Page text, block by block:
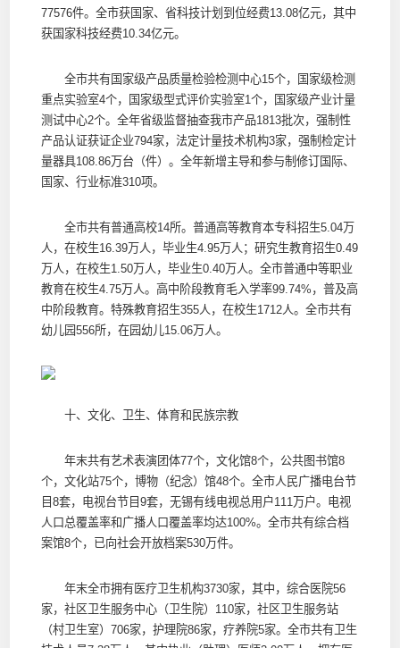
77576件。全市获国家、省科技计划到位经费13.08亿元，其中
获国家科技经费10.34亿元。
全市共有国家级产品质量检验检测中心15个，国家级检测
重点实验室4个，国家级型式评价实验室1个，国家级产业计量
测试中心2个。全年省级监督抽查我市产品1813批次，强制性
产品认证获证企业794家，法定计量技术机构3家，强制检定计
量器具108.86万台（件）。全年新增主导和参与制修订国际、
国家、行业标准310项。
全市共有普通高校14所。普通高等教育本专科招生5.04万
人，在校生16.39万人，毕业生4.95万人；研究生教育招生0.49
万人，在校生1.50万人，毕业生0.40万人。全市普通中等职业
教育在校生4.75万人。高中阶段教育毛入学率99.74%，普及高
中阶段教育。特殊教育招生355人，在校生1712人。全市共有
幼儿园556所，在园幼儿15.06万人。
十、文化、卫生、体育和民族宗教
年末共有艺术表演团体77个，文化馆8个，公共图书馆8
个，文化站75个，博物（纪念）馆48个。全市人民广播电台节
目8套，电视台节目9套，无锡有线电视总用户111万户。电视
人口总覆盖率和广播人口覆盖率均达100%。全市共有综合档
案馆8个，已向社会开放档案530万件。
年末全市拥有医疗卫生机构3730家，其中，综合医院56
家，社区卫生服务中心（卫生院）110家，社区卫生服务站
（村卫生室）706家，护理院86家，疗养院5家。全市共有卫生